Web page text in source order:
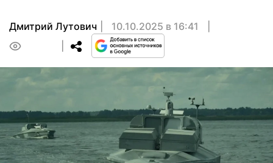
Дмитрий Лутович
10.10.2025 в 16:41